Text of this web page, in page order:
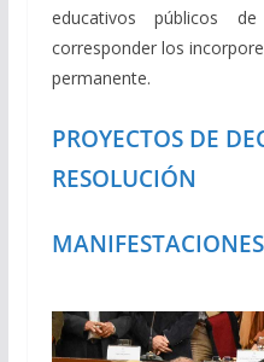
educativos públicos
corresponder los
permanente.
PROYECTOS DE
RESOLUCIÓN